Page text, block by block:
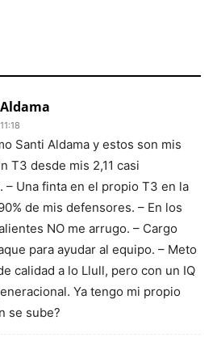
Santi Aldama y estos son mis
T3 desde mis 2,11 casi
– Una finta en el propio T3 en la
de mis defensores. – En los
NO me arrugo. – Cargo
para ayudar al equipo. – Meto
calidad a lo Llull, pero con un IQ
Ya tengo mi propio
se sube?